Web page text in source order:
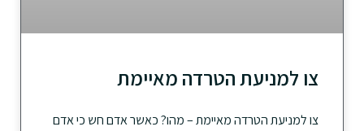
צו למניעת הטרדה מאיימת
צו למניעת הטרדה מאיימת – מהו? כאשר אדם חש כי אדם